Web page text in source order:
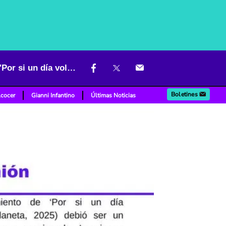
Las culpas, el pasado y nostalgia, ¿vale la pena volver? Reseña de 'Por si un día volvemos'
Gianni Infantino Últimas Noticias Boletines